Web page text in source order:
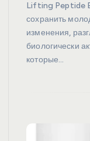
Lifting Peptide
сохранить
изменения,
биологически
которые…